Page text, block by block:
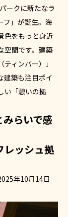
ークに新たなラ
フ」が誕生。海
色をもっと身近
空間です。建築
ィンバー）」
建築も注目ポイ
い「憩いの拠
みらいで感
レッシュ拠
年10月14日